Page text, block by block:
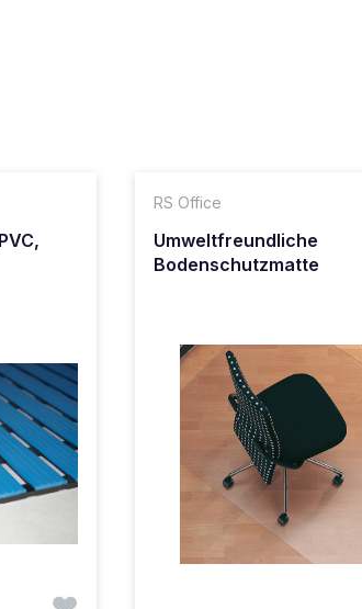
RS Office
Umweltfreundliche
Bodenschutzmatte